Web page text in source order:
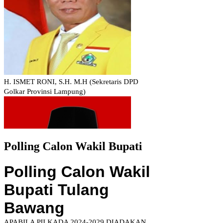
Polling Calon Wakil Bupati